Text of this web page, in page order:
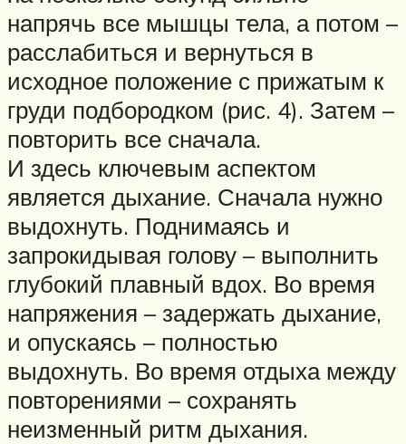
напрячь все мышцы тела, а потом –
расслабиться и вернуться в
исходное положение с прижатым к
груди подбородком (рис. 4). Затем –
повторить все сначала.
И здесь ключевым аспектом
является дыхание. Сначала нужно
выдохнуть. Поднимаясь и
запрокидывая голову – выполнить
глубокий плавный вдох. Во время
напряжения – задержать дыхание,
и опускаясь – полностью
выдохнуть. Во время отдыха между
повторениями – сохранять
неизменный ритм дыхания.